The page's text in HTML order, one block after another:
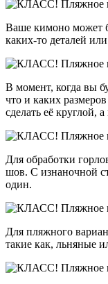
Ваше кимоно может
каких-то деталей
В момент, когда вы
что и каких
сделать её круглой,
Для обработки
шов. С изнаночной
один.
Для пляжного
такие как, льняные